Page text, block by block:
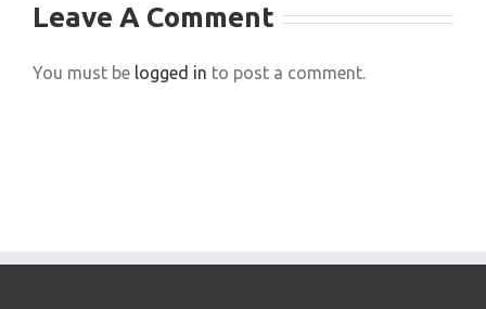
Leave A Comment
You must be logged in to post a comment.